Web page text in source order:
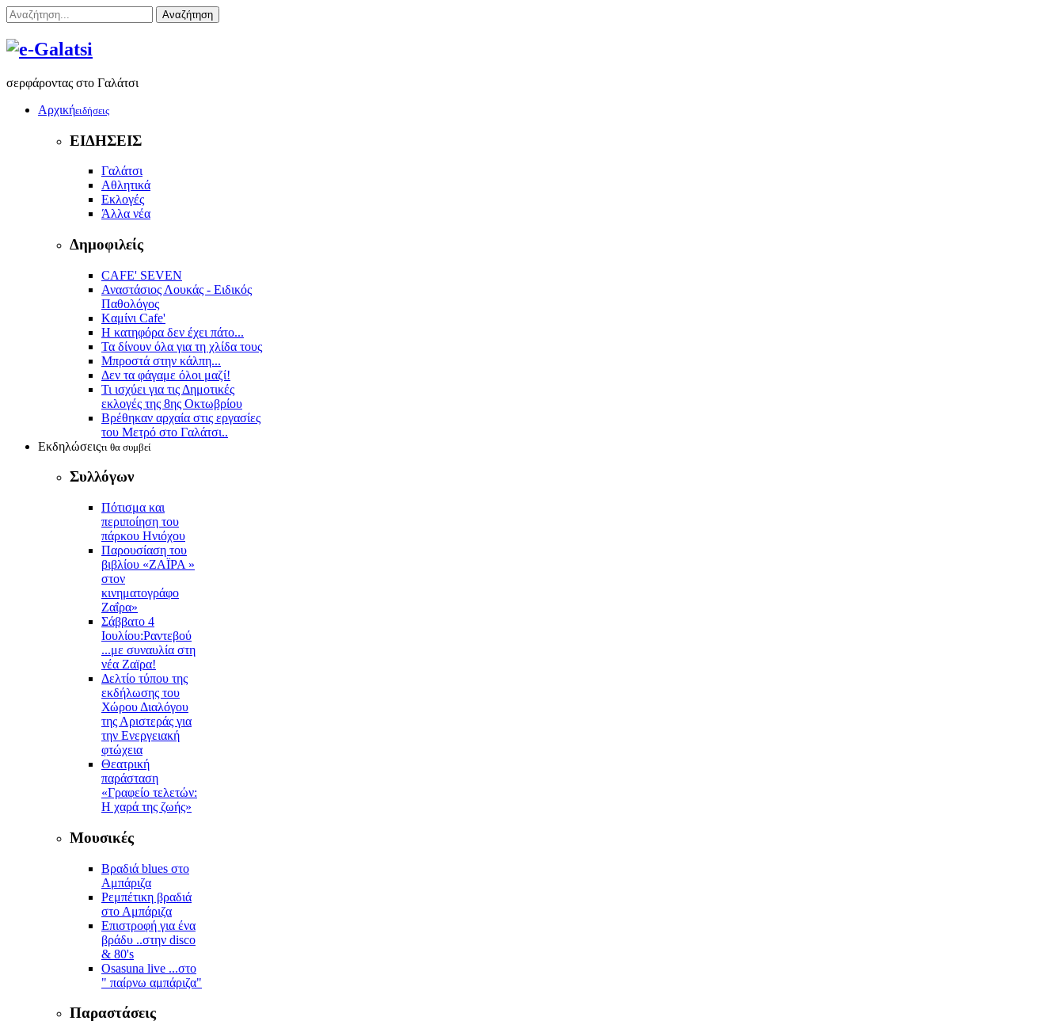
Αναζήτηση
σερφάροντας στο Γαλάτσι
Αρχικήειδήσεις
ΕΙΔΗΣΕΙΣ
Γαλάτσι
Αθλητικά
Εκλογές
Άλλα νέα
Δημοφιλείς
CAFE' SEVEN
Αναστάσιος Λουκάς - Ειδικός
Παθολόγος
Kαμίνι Cafe'
Η κατηφόρα δεν έχει πάτο...
Τα δίνουν όλα για τη χλίδα τους
Μπροστά στην κάλπη...
Δεν τα φάγαμε όλοι μαζί!
Τι ισχύει για τις Δημοτικές
εκλογές της 8ης Οκτωβρίου
Βρέθηκαν αρχαία στις εργασίες
του Μετρό στο Γαλάτσι..
Εκδηλώσειςτι θα συμβεί
Συλλόγων
Πότισμα και
περιποίηση του
πάρκου Ηνιόχου
Παρουσίαση του
βιβλίου «ΖΑΪΡΑ »
στον
κινηματογράφο
Ζαΐρα»
Σάββατο 4
Ιουλίου:Ραντεβού
...με συναυλία στη
νέα Ζαϊρα!
Δελτίο τύπου της
εκδήλωσης του
Χώρου Διαλόγου
της Αριστεράς για
την Ενεργειακή
φτώχεια
Θεατρική
παράσταση
«Γραφείο τελετών:
Η χαρά της ζωής»
Μουσικές
Βραδιά blues στο
Αμπάριζα
Ρεμπέτικη βραδιά
στο Αμπάριζα
Επιστροφή για ένα
βράδυ ..στην disco
& 80's
Osasuna live ...στο
" παίρνω αμπάριζα"
Παραστάσεις